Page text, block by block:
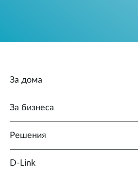
За дома
За бизнеса
Решения
D‑Link